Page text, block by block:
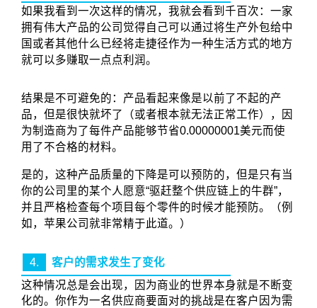
如果我看到一次这样的情况，我就会看到千百次：一家
拥有伟大产品的公司觉得自己可以通过将生产外包给中
国或者其他什么已经将走捷径作为一种生活方式的地方
就可以多赚取一点点利润。
结果是不可避免的：产品看起来像是以前了不起的产
品，但是很快就坏了（或者根本就无法正常工作），因
为制造商为了每件产品能够节省0.00000001美元而使
用了不合格的材料。
是的，这种产品质量的下降是可以预防的，但是只有当
你的公司里的某个人愿意“驱赶整个供应链上的牛群”，
并且严格检查每个项目每个零件的时候才能预防。（例
如，苹果公司就非常精于此道。）
4.
客户的需求发生了变化
这种情况总是会出现，因为商业的世界本身就是不断变
化的。你作为一名供应商要面对的挑战是在客户因为需